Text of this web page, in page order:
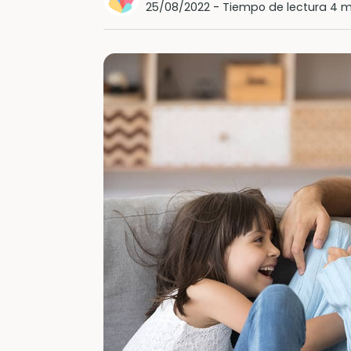
25/08/2022 - Tiempo de lectura 4